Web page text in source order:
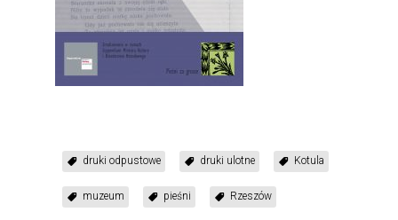
druki odpustowe druki ulotne Kotula
muzeum pieśni Rzeszów